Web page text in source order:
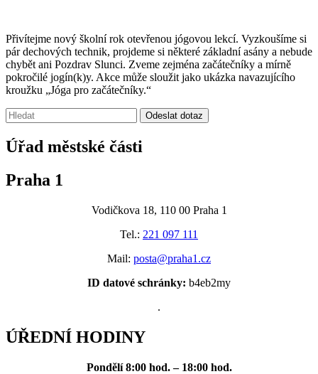
Přivítejme nový školní rok otevřenou jógovou lekcí. Vyzkoušíme si
pár dechových technik, projdeme si některé základní asány a nebude
chybět ani Pozdrav Slunci. Zveme zejména začátečníky a mírně
pokročilé jogín(k)y. Akce může sloužit jako ukázka navazujícího
kroužku „Jóga pro začátečníky.“
Vyhledávání:
Odeslat dotaz
Úřad městské části
Praha 1
Vodičkova 18, 110 00 Praha 1
Tel.: 221 097 111
Mail: posta@praha1.cz
ID datové schránky: b4eb2my
.
ÚŘEDNÍ HODINY
Pondělí 8:00 hod. – 18:00 hod.